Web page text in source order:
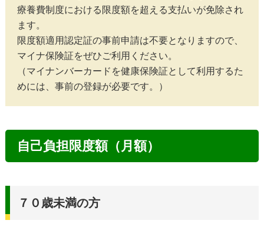
療養費制度における限度額を超える支払いが免除され
ます。
限度額適用認定証の事前申請は不要となりますので、
マイナ保険証をぜひご利用ください。
（マイナンバーカードを健康保険証として利用するた
自己負担限度額（月額）
７０歳未満の方